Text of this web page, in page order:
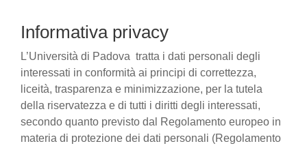
Informativa privacy
L’Università di Padova tratta i dati personali degli
interessati in conformità ai principi di correttezza,
liceità, trasparenza e minimizzazione, per la tutela
della riservatezza e di tutti i diritti degli interessati,
secondo quanto previsto dal Regolamento europeo in
materia di protezione dei dati personali (Regolamento